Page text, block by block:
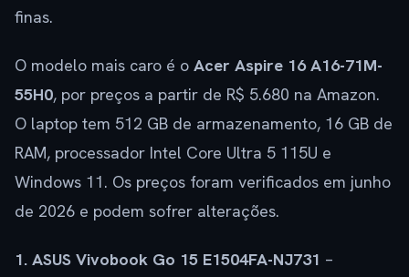
finas.
O modelo mais caro é o Acer Aspire 16 A16-71M-
55H0, por preços a partir de R$ 5.680 na Amazon.
O laptop tem 512 GB de armazenamento, 16 GB de
RAM, processador Intel Core Ultra 5 115U e
Windows 11. Os preços foram verificados em junho
de 2026 e podem sofrer alterações.
1. ASUS Vivobook Go 15 E1504FA-NJ731 –